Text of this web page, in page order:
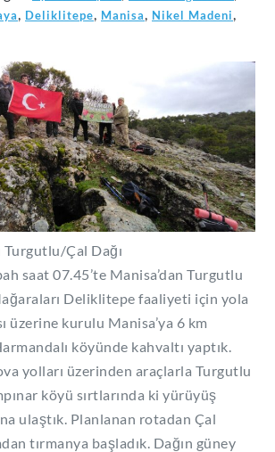
, Deliklitepe, Manisa, Nikel Madeni,
Çal Dağı
saat 07.45’te Manisa’dan Turgutlu
Deliklitepe faaliyeti için yola
üzerine kurulu Manisa’ya 6 km
köyünde kahvaltı yaptık.
yolları üzerinden araçlarla Turgutlu
köyü sırtlarında ki yürüyüş
ulaştık. Planlanan rotadan Çal
tırmanya başladık. Dağın güney